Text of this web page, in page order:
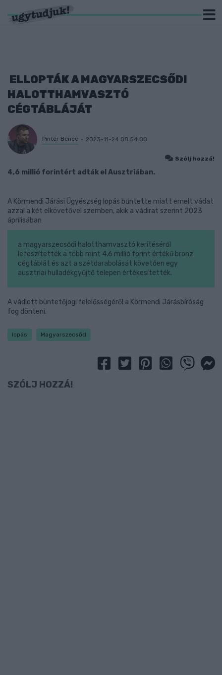
ELLOPTÁK A MAGYARSZECSŐDI
HALOTTHAMVASZTÓ
CÉGTÁBLÁJÁT
Pintér Bence 2023-11-24 08:54:00
Szólj hozzá!
4,6 millió forintért adták el Ausztriában.
A Körmendi Járási Ügyészség lopás bűntette miatt emelt vádat
azzal a két elkövetővel szemben, akik a vádirat szerint 2023
áprilisában
a magyarszecsődi halotthamvasztó kerítéséről
lefeszítették a több mint 4,6 millió forint értékű bronz
cégtáblát és azt a szétdarabolását követően egy
ausztriai hulladékgyűjtő telepen értékesítették.
A vádlott büntetőjogi felelősségéről a Körmendi Járásbíróság
fog dönteni.
lopás Magyarszecsőd
SZÓLJ HOZZÁ!